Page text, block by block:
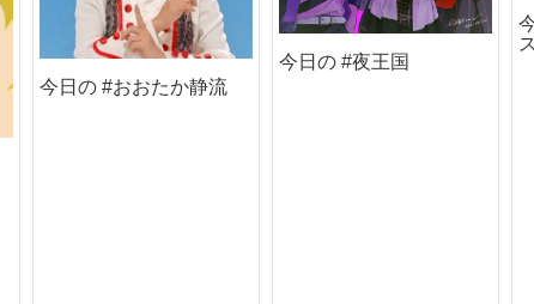
今日の #おおたか静流
今日の #夜王国